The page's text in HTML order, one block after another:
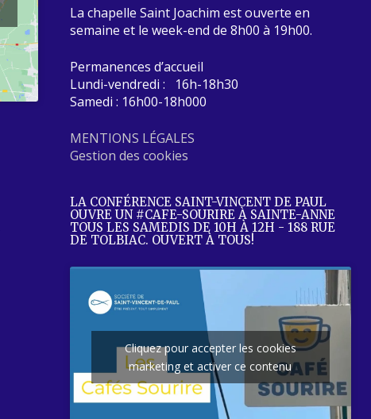
La chapelle Saint Joachim est ouverte en
semaine et le week-end de 8h00 à 19h00.
Permanences d’accueil
Lundi-vendredi : 16h-18h30
Samedi : 16h00-18h000
MENTIONS LÉGALES
Gestion des cookies
LA CONFÉRENCE SAINT-VINCENT DE PAUL
OUVRE UN #CAFE-SOURIRE À SAINTE-ANNE
TOUS LES SAMEDIS DE 10H À 12H - 188 RUE
DE TOLBIAC. OUVERT À TOUS!
Cliquez pour accepter les cookies
marketing et activer ce contenu